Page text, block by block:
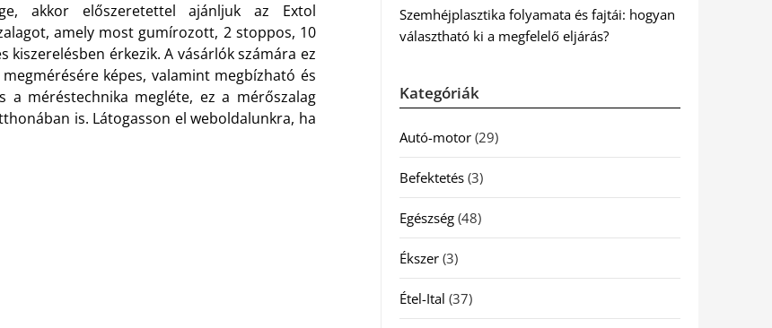
akkor előszeretettel ajánljuk az Extol
amely most gumírozott, 2 stoppos, 10
kiszerelésben érkezik. A vásárlók számára ez
képes, valamint megbízható és
méréstechnika megléte, ez a mérőszalag
is. Látogasson el weboldalunkra, ha
Szemhéjplasztika folyamata és fajtái: hogyan
választható ki a megfelelő eljárás?
Kategóriák
Autó-motor(29)
Befektetés(3)
Egészség(48)
Ékszer(3)
Étel-Ital (37)